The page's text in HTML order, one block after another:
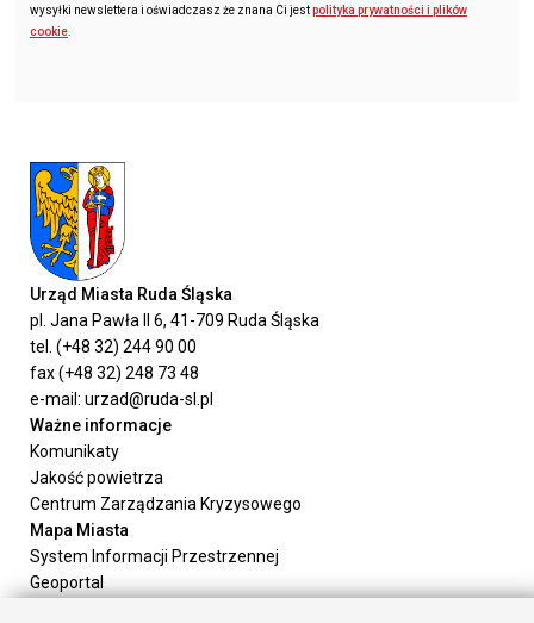
wysyłki newslettera i oświadczasz że znana Ci jestpolityka prywatności i plików
cookie
Urząd Miasta Ruda Śląska
pl. Jana Pawła II 6, 41-709 Ruda Śląska
tel. (+48 32) 244 90 00
fax (+48 32) 248 73 48
e-mail: urzad@ruda-sl.pl
Ważne informacje
Komunikaty
Jakość powietrza
Centrum Zarządzania Kryzysowego
Mapa Miasta
System Informacji Przestrzennej
Geoportal